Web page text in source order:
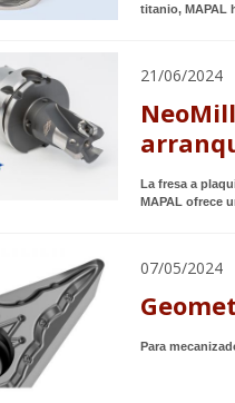
titanio, MAPAL
21/06/2024
La fresa a
MAPAL ofrece
07/05/2024
Para